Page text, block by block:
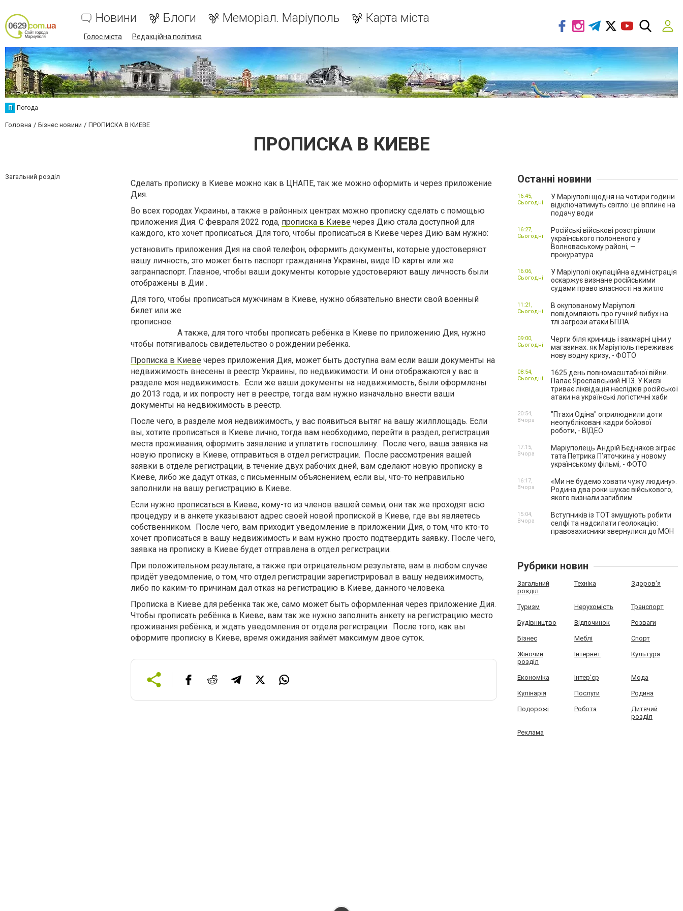
Новини Блоги Меморіал. Маріуполь Карта міста
Голос міста Редакційна політика
П Погода
Головна Бізнес новини ПРОПИСКА В КИЕВЕ
ПРОПИСКА В КИЕВЕ
Загальний розділ
Сделать прописку в Киеве можно как в ЦНАПЕ, так же можно оформить и через приложение
Дия.
Во всех городах Украины, а также в районных центрах можно прописку сделать с помощью
приложения Дия. С февраля 2022 года, прописка в Киеве через Дию стала доступной для
каждого, кто хочет прописаться. Для того, чтобы прописаться в Киеве через Дию вам нужно:
установить приложения Дия на свой телефон, оформить документы, которые удостоверяют
вашу личность, это может быть паспорт гражданина Украины, виде ID карты или же
загранпаспорт. Главное, чтобы ваши документы которые удостоверяют вашу личность были
отображены в Дии .
Для того, чтобы прописаться мужчинам в Киеве, нужно обязательно внести свой военный
билет или же
прописное.
А также, для того чтобы прописать ребёнка в Киеве по приложению Дия, нужно
чтобы потягивалось свидетельство о рождении ребёнка.
Прописка в Киеве через приложения Дия, может быть доступна вам если ваши документы на
недвижимость внесены в реестр Украины, по недвижимости. И они отображаются у вас в
разделе моя недвижимость. Если же ваши документы на недвижимость, были оформлены
до 2013 года, и их попросту нет в реестре, тогда вам нужно изначально внести ваши
документы на недвижимость в реестр.
После чего, в разделе моя недвижимость, у вас появиться вытяг на вашу жилплощадь. Если
вы, хотите прописаться в Киеве лично, тогда вам необходимо, перейти в раздел, регистрация
места проживания, оформить заявление и уплатить госпошлину. После чего, ваша заявка на
новую прописку в Киеве, отправиться в отдел регистрации. После рассмотрения вашей
заявки в отделе регистрации, в течение двух рабочих дней, вам сделают новую прописку в
Киеве, либо же дадут отказ, с письменным объяснением, если вы, что-то неправильно
заполнили на вашу регистрацию в Киеве.
Если нужно прописаться в Киеве, кому-то из членов вашей семьи, они так же проходят всю
процедуру и в анкете указывают адрес своей новой пропиской в Киеве, где вы являетесь
собственником. После чего, вам приходит уведомление в приложении Дия, о том, что кто-то
хочет прописаться в вашу недвижимость и вам нужно просто подтвердить заявку. После чего,
заявка на прописку в Киеве будет отправлена в отдел регистрации.
При положительном результате, а также при отрицательном результате, вам в любом случае
придёт уведомление, о том, что отдел регистрации зарегистрировал в вашу недвижимость,
либо по каким-то причинам дал отказ на регистрацию в Киеве, данного человека.
Прописка в Киеве для ребенка так же, само может быть оформленная через приложение Дия.
Чтобы прописать ребёнка в Киеве, вам так же нужно заполнить анкету на регистрацию место
проживания ребёнка, и ждать уведомления от отдела регистрации. После того, как вы
оформите прописку в Киеве, время ожидания займёт максимум двое суток.
Останні новини
У Маріуполі щодня на чотири години
відключатимуть світло: це вплине на
подачу води
16:45,
Сьогодні
Російські військові розстріляли
українського полоненого у
Волноваському районі, —
прокуратура
16:27,
Сьогодні
У Маріуполі окупаційна адміністрація
оскаржує визнане російськими
судами право власності на житло
16:06,
Сьогодні
В окупованому Маріуполі
повідомляють про гучний вибух на
тлі загрози атаки БПЛА
11:21,
Сьогодні
Черги біля криниць і захмарні ціни у
магазинах: як Маріуполь переживає
нову водну кризу, - ФОТО
09:00,
Сьогодні
1625 день повномасштабної війни.
Палає Ярославський НПЗ. У Києві
триває ліквідація наслідків російської
атаки на українські логістичні хаби
08:54,
Сьогодні
"Птахи Одіна" оприлюднили доти
неопубліковані кадри бойової
роботи, - ВІДЕО
20:54,
Вчора
Маріуполець Андрій Бєдняков зіграє
тата Петрика П’яточкина у новому
українському фільмі, - ФОТО
17:15,
Вчора
«Ми не будемо ховати чужу людину».
Родина два роки шукає військового,
якого визнали загиблим
16:17,
Вчора
Вступників із ТОТ змушують робити
селфі та надсилати геолокацію:
правозахисники звернулися до МОН
15:04,
Вчора
Рубрики новин
Загальний
розділ
Техніка Здоров'я
Туризм Нерухомість Транспорт
Будівництво Відпочинок Розваги
Бізнес Меблі Спорт
Жіночий
розділ
Інтернет Культура
Економіка Інтер'єр Мода
Кулінарія Послуги Родина
Подорожі Робота
Дитячий
розділ
Реклама